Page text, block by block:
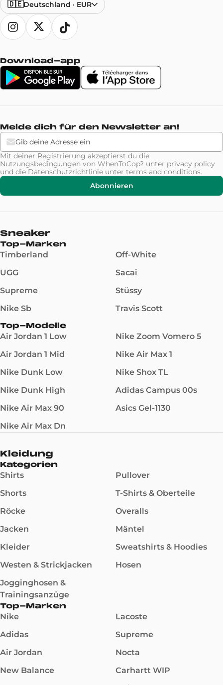
🇩🇪Deutschland · EUR
Download-app
Melde dich für den Newsletter an!
Mit deiner Registrierung akzeptierst du die
Nutzungsbedingungen von WhenToCop? unter privacy policy
und die Datenschutzrichtlinie unter terms and conditions.
Abonnieren
Sneaker
Top-Marken
Timberland
UGG
Supreme
Nike Sb
Off-White
Sacai
Stüssy
Travis Scott
Top-Modelle
Air Jordan 1 Low
Air Jordan 1 Mid
Nike Dunk Low
Nike Dunk High
Nike Air Max 90
Nike Air Max Dn
Nike Zoom Vomero 5
Nike Air Max 1
Nike Shox TL
Adidas Campus 00s
Asics Gel-1130
Kleidung
Kategorien
Shirts
Shorts
Röcke
Jacken
Kleider
Westen & Strickjacken
Jogginghosen &
Trainingsanzüge
Pullover
T-Shirts & Oberteile
Overalls
Mäntel
Sweatshirts & Hoodies
Hosen
Top-Marken
Nike
Adidas
Air Jordan
New Balance
Lacoste
Supreme
Nocta
Carhartt WIP